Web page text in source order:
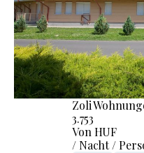
Zoli
3.753
Von HUF
/ Nacht /